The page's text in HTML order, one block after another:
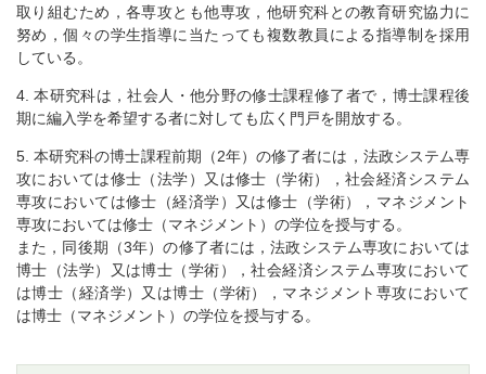
取り組むため，各専攻とも他専攻，他研究科との教育研究協力に
努め，個々の学生指導に当たっても複数教員による指導制を採用
している。
4. 本研究科は，社会人・他分野の修士課程修了者で，博士課程後
期に編入学を希望する者に対しても広く門戸を開放する。
5. 本研究科の博士課程前期（2年）の修了者には，法政システム専
攻においては修士（法学）又は修士（学術），社会経済システム
専攻においては修士（経済学）又は修士（学術），マネジメント
専攻においては修士（マネジメント）の学位を授与する。
また，同後期（3年）の修了者には，法政システム専攻においては
博士（法学）又は博士（学術），社会経済システム専攻において
は博士（経済学）又は博士（学術），マネジメント専攻において
は博士（マネジメント）の学位を授与する。